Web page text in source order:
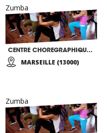
Zumba
CENTRE CHOREGRAPHIQUE OLGA SEMANOVA
MARSEILLE (13000)
Zumba